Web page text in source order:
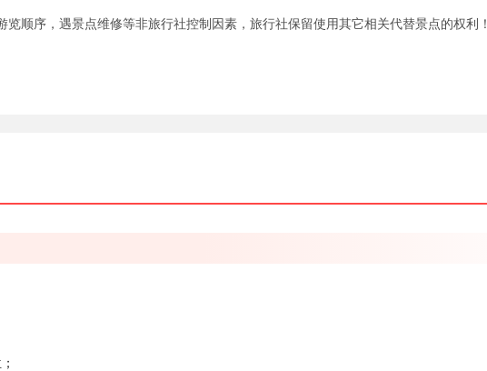
顺序，遇景点维修等非旅行社控制因素，旅行社保留使用其它相关代替景点的权利！